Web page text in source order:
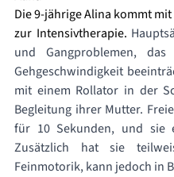
Die 9-jährige Alina kommt
zur Intensivtherapie.
und Gangproblemen,
Gehgeschwindigkeit
mit einem Rollator in der
Begleitung ihrer Mutter.
für 10 Sekunden, und sie
Zusätzlich hat sie
Feinmotorik, kann jedoch in